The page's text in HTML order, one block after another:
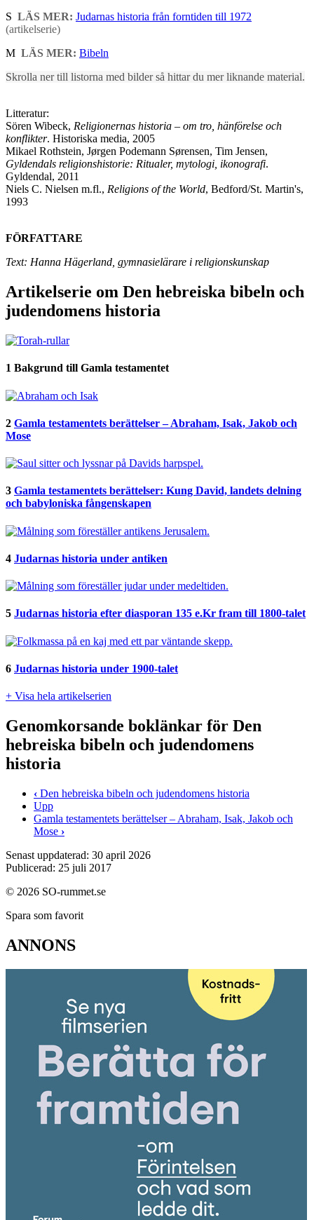
S LÄS MER: Judarnas historia från forntiden till 1972
(artikelserie)
M LÄS MER: Bibeln
Skrolla ner till listorna med bilder så hittar du mer liknande material.
Litteratur:
​Sören Wibeck, Religionernas historia – om tro, hänförelse och
konflikter. Historiska media, 2005
Mikael Rothstein, Jørgen Podemann Sørensen, Tim Jensen,
Gyldendals religionshistorie: Ritualer, mytologi, ikonografi.
Gyldendal, 2011
Niels C. Nielsen m.fl., Religions of the World, Bedford/St. Martin's,
1993
FÖRFATTARE
Text: Hanna Hägerland, gymnasielärare i religionskunskap
Artikelserie om Den hebreiska bibeln och
judendomens historia
1 Bakgrund till Gamla testamentet
2 Gamla testamentets berättelser – Abraham, Isak, Jakob och
Mose
3 Gamla testamentets berättelser: Kung David, landets delning
och babyloniska fångenskapen
4 Judarnas historia under antiken
5 Judarnas historia efter diasporan 135 e.Kr fram till 1800-talet
6 Judarnas historia under 1900-talet
+ Visa hela artikelserien
Genomkorsande boklänkar för Den
hebreiska bibeln och judendomens
historia
‹ Den hebreiska bibeln och judendomens historia
Upp
Gamla testamentets berättelser – Abraham, Isak, Jakob och
Mose ›
Senast uppdaterad: 30 april 2026
Publicerad: 25 juli 2017
© 2026 SO-rummet.se
Spara som favorit
ANNONS